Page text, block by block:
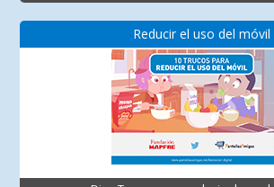
Reducir el uso del móvil